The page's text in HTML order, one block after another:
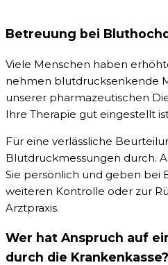
Betreuung bei
Viele Menschen haben
nehmen blutdrucksenkende
unserer pharmazeutischen
Ihre Therapie gut eingestellt
Für eine verlässliche
Blutdruckmessungen durch.
Sie persönlich und geben bei
weiteren Kontrolle oder zur
Arztpraxis.
Wer hat Anspruch auf
durch die Krankenkasse?